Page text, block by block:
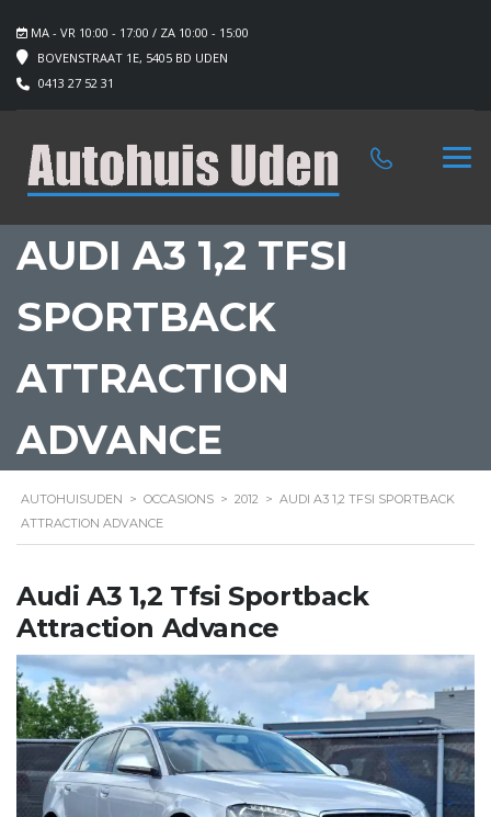
MA - VR 10:00 - 17:00 / ZA 10:00 - 15:00
BOVENSTRAAT 1E, 5405 BD UDEN
0413 27 52 31
AUDI A3 1,2 TFSI
SPORTBACK
ATTRACTION
ADVANCE
AUTOHUISUDEN > OCCASIONS > 2012 > AUDI A3 1,2 TFSI SPORTBACK
ATTRACTION ADVANCE
Audi A3 1,2 Tfsi Sportback
Attraction Advance